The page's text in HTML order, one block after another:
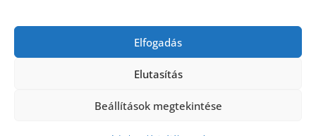
Elfogadás
Elutasítás
Beállítások megtekintése